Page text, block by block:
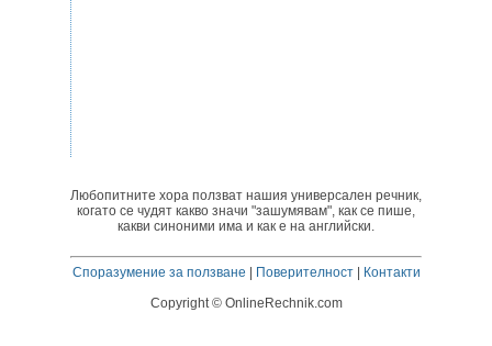
Любопитните хора ползват нашия универсален речник,
когато се чудят какво значи "зашумявам", как се пише,
какви синоними има и как е на английски.
Споразумение за ползване Поверителност|
Контакти
Copyright © OnlineRechnik.com